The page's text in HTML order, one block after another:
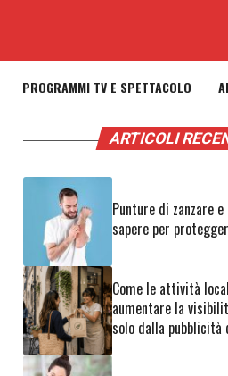
PROGRAMMI TV E SPETTACOLO
ARTICOLI
Punture di zanzare
sapere per
Come le attività
aumentare la
solo dalla